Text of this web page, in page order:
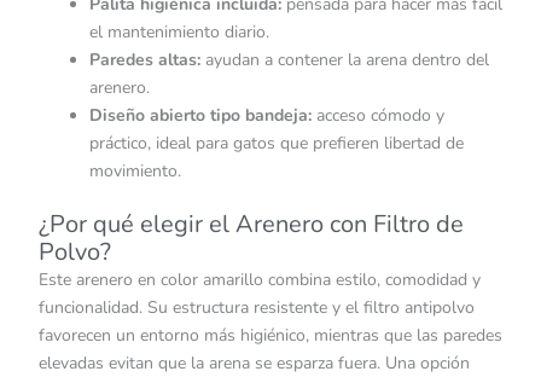
el mantenimiento diario.
Paredes altas: ayudan a contener la arena dentro del
arenero.
Diseño abierto tipo bandeja: acceso cómodo y
práctico, ideal para gatos que prefieren libertad de
movimiento.
¿Por qué elegir el Arenero con Filtro de
Polvo?
Este arenero en color amarillo combina estilo, comodidad y
funcionalidad. Su estructura resistente y el filtro antipolvo
favorecen un entorno más higiénico, mientras que las paredes
elevadas evitan que la arena se esparza fuera. Una opción